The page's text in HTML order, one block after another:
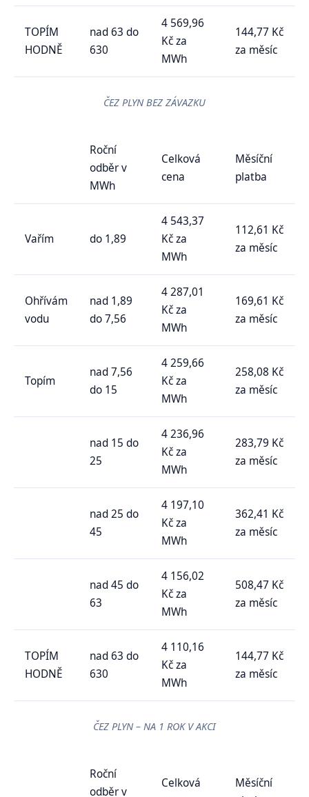
TOPÍM
HODNĚ
nad 63 do
630
4 569,96
Kč za
MWh
144,77 Kč
za měsíc
ČEZ PLYN BEZ ZÁVAZKU
Roční
odběr v
MWh
Celková
cena
Měsíční
platba
Vařím do 1,89
4 543,37
Kč za
MWh
112,61 Kč
za měsíc
Ohřívám
vodu
nad 1,89
do 7,56
4 287,01
Kč za
MWh
169,61 Kč
za měsíc
Topím
nad 7,56
do 15
4 259,66
Kč za
MWh
258,08 Kč
za měsíc
nad 15 do
25
4 236,96
Kč za
MWh
283,79 Kč
za měsíc
nad 25 do
45
4 197,10
Kč za
MWh
362,41 Kč
za měsíc
nad 45 do
63
4 156,02
Kč za
MWh
508,47 Kč
za měsíc
TOPÍM
HODNĚ
nad 63 do
630
4 110,16
Kč za
MWh
144,77 Kč
za měsíc
ČEZ PLYN – NA 1 ROK V AKCI
Roční
odběr v
Celková
Měsíční